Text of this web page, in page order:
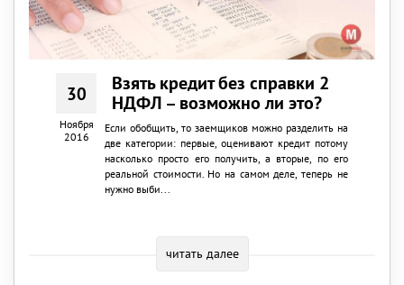
30
Ноября
2016
Взять кредит без справки 2
НДФЛ – возможно ли это?
Если обобщить, то заемщиков можно разделить на
две категории: первые, оценивают кредит потому
насколько просто его получить, а вторые, по его
реальной стоимости. Но на самом деле, теперь не
нужно выби...
читать далее